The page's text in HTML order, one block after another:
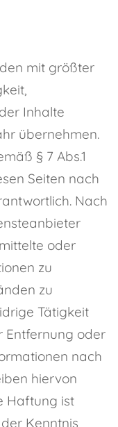
mit größter
Inhalte
übernehmen.
§ 7 Abs.1
Seiten nach
Nach
oder
zu
zu
Tätigkeit
Entfernung oder
nach
hiervon
Haftung ist
Kenntnis